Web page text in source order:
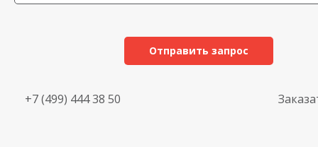
Отправить запрос
+7 (499) 444 38 50